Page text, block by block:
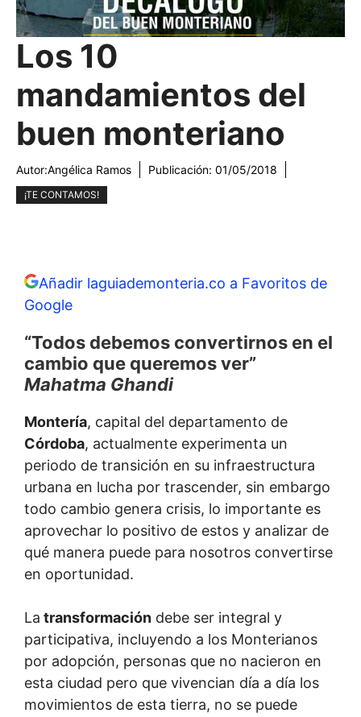
Los 10
mandamientos del
buen monteriano
Autor:Angélica Ramos Publicación: 01/05/2018
¡TE CONTAMOS!
Añadir laguiademonteria.co a Favoritos de
Google
“Todos debemos convertirnos en el
cambio que queremos ver”
Mahatma Ghandi
Montería, capital del departamento de
Córdoba, actualmente experimenta un
periodo de transición en su infraestructura
urbana en lucha por trascender, sin embargo
todo cambio genera crisis, lo importante es
aprovechar lo positivo de estos y analizar de
qué manera puede para nosotros convertirse
en oportunidad.
La transformación debe ser integral y
participativa, incluyendo a los Monterianos
por adopción, personas que no nacieron en
esta ciudad pero que vivencian día a día los
movimientos de esta tierra, no se puede